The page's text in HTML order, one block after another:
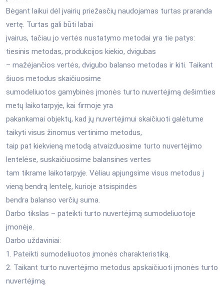
Bėgant laikui dėl įvairių priežasčių naudojamas turtas praranda
vertę. Turtas gali būti labai
įvairus, tačiau jo vertės nustatymo metodai yra tie patys:
tiesinis metodas, produkcijos kiekio, dvigubas
– mažėjančios vertės, dvigubo balanso metodas ir kiti. Taikant
šiuos metodus skaičiuosime
sumodeliuotos gamybinės įmonės turto nuvertėjimą dešimties
metų laikotarpyje, kai firmoje yra
pakankamai objektų, kad jų nuvertėjimui skaičiuoti galėtume
taikyti visus žinomus vertinimo metodus,
taip pat kiekvieną metodą atvaizduosime turto nuvertėjimo
lentelėse, suskaičiuosime balansines vertes
tam tikrame laikotarpyje. Vėliau apjungsime visus metodus į
vieną bendrą lentelę, kurioje atsispindės
bendra balanso verčių suma.
Darbo tikslas – pateikti turto nuvertėjimą sumodeliuotoje
įmonėje.
Darbo uždaviniai:
1. Pateikti sumodeliuotos įmonės charakteristiką.
2. Taikant turto nuvertėjimo metodus apskaičiuoti įmonės turto
nuvertėjimą.